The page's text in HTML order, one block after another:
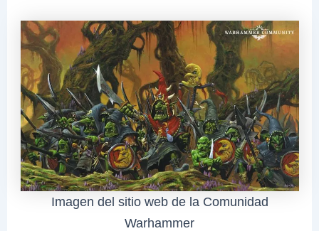
Imagen del sitio web de la Comunidad
Warhammer